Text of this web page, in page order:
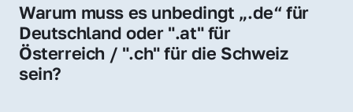
schnellen Prozess.
Warum muss es unbedingt „.de“ für
Deutschland oder ".at" für
Österreich / ".ch" für die Schweiz
sein?